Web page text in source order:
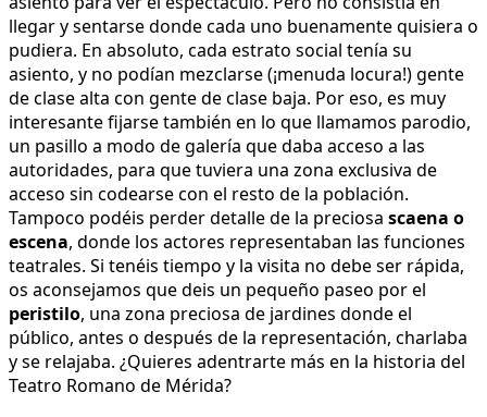
llegar y sentarse donde cada uno buenamente quisiera o
pudiera. En absoluto, cada estrato social tenía su
asiento, y no podían mezclarse (¡menuda locura!) gente
de clase alta con gente de clase baja. Por eso, es muy
interesante fijarse también en lo que llamamos parodio,
un pasillo a modo de galería que daba acceso a las
autoridades, para que tuviera una zona exclusiva de
acceso sin codearse con el resto de la población.
Tampoco podéis perder detalle de la preciosa scaena o
escena, donde los actores representaban las funciones
teatrales. Si tenéis tiempo y la visita no debe ser rápida,
os aconsejamos que deis un pequeño paseo por el
peristilo, una zona preciosa de jardines donde el
público, antes o después de la representación, charlaba
y se relajaba. ¿Quieres adentrarte más en la historia del
Teatro Romano de Mérida?